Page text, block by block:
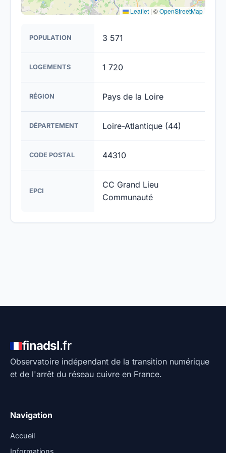
Leaflet | ©OpenStreetMap
POPULATION 3 571
LOGEMENTS 1 720
RÉGION Pays de la Loire
DÉPARTEMENT Loire-Atlantique (44)
CODE POSTAL 44310
EPCI
CC Grand Lieu
Communauté
finadsl.fr
Observatoire indépendant de la transition numérique
et de l'arrêt du réseau cuivre en France.
Navigation
Accueil
Informations